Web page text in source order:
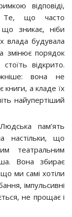
відповіді,
Те, що часто
що зникає, ніби
влада будувала
змінює порядок
відкрито.
вона не
книги, а кладе їх
найупертіший
пам’ять
настільки, що
театральним
Вона збирає
ми самі хотіли
імпульсивні
не прощає і